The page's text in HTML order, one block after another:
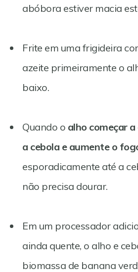
abóbora estiver macia
Frite em uma frigideira
azeite primeiramente o
baixo.
Quando o alho começar
a cebola e aumente o
esporadicamente até a
não precisa dourar.
Em um processador
ainda quente, o alho e
biomassa de banana